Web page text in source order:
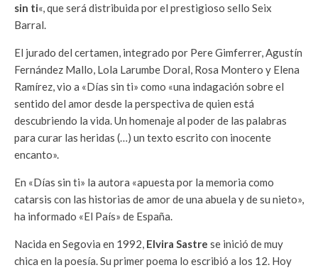
sin ti«, que será distribuida por el prestigioso sello Seix
Barral.
El jurado del certamen, integrado por Pere Gimferrer, Agustín
Fernández Mallo, Lola Larumbe Doral, Rosa Montero y Elena
Ramírez, vio a «Días sin ti» como «una indagación sobre el
sentido del amor desde la perspectiva de quien está
descubriendo la vida. Un homenaje al poder de las palabras
para curar las heridas (…) un texto escrito con inocente
encanto».
En «Días sin ti» la autora «apuesta por la memoria como
catarsis con las historias de amor de una abuela y de su nieto»,
ha informado «El País» de España.
Nacida en Segovia en 1992, Elvira Sastre se inició de muy
chica en la poesía. Su primer poema lo escribió a los 12. Hoy